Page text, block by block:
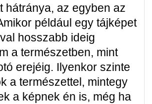
hátránya, az egyben az
például egy tájképet
hosszabb ideig
a természetben, mint
erejéig. Ilyenkor szinte
a természettel, mintegy
a képnek én is, még ha